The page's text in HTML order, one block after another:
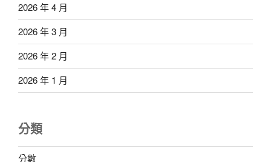
2026 年 4 月
2026 年 3 月
2026 年 2 月
2026 年 1 月
分類
分數